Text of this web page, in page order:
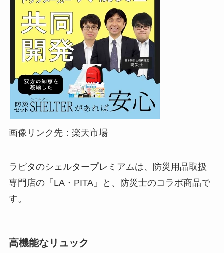
画像リンク先：楽天市場
ラピタのシェルタープレミアムは、防災用品取扱
専門店の「LA・PITA」と、防災士のコラボ商品で
す。
高機能なリュック